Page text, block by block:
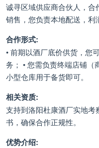
诚寻区域供应商合伙人，
销售，您负责本地配送，利
合作形式:
• 前期以酒厂底价供货，您
务； • 您需负责终端店铺
小型仓库用于备货即可。
相关资质:
支持到洛阳杜康酒厂实地
书，确保合作正规性。
优势介绍: